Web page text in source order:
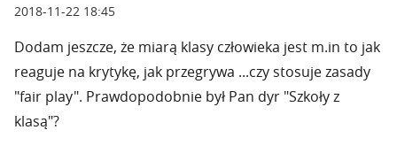
2018-11-22 18:45
Dodam jeszcze, że miarą klasy człowieka jest m.in to jak
reaguje na krytykę, jak przegrywa ...czy stosuje zasady
"fair play". Prawdopodobnie był Pan dyr "Szkoły z
klasą"?